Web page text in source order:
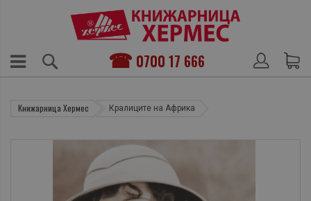
0700 17 666
Книжарница Хермес Кралиците на Африка